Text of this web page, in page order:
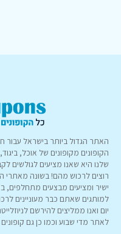
האתר הגדול ביותר בישראל עבור
הקופונים מקופונים של אוכל,
שלנו היא שאנו מציעים לגולשים
רוצים לרכוש מהם! בשונה מאתרי
ישיר ומציעים מבצעים
למותגים שאתם כבר מעוניינים
יום ואנו ממליצים להירשם
לאתר מדי שבוע וכמו כן גם